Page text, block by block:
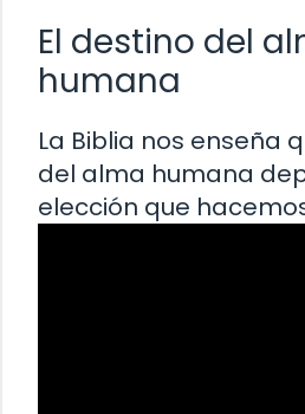
El destino del
humana
La Biblia nos enseña
del alma humana
elección que